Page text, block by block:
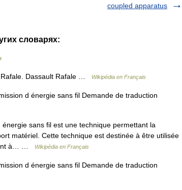
coupled apparatus
словарях:
Dassault Rafale … Wikipédia en Français
d énergie sans fil Demande de traduction
sans fil est une technique permettant la
matériel. Cette technique est destinée à être utilisée
à… …
Wikipédia en Français
d énergie sans fil Demande de traduction